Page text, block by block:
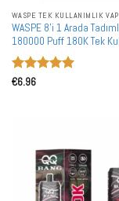
WASPE TEK KULLANIMLIK
WASPE 8'i 1 Arada
180000 Puff 180K Tek
Vape Toptan Toplu Alım
Edilebilir LED Ekran
5 üzerinden
€6.96